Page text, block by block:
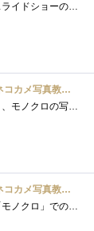
中級編は・あじ猫・モノクロ化・スライドショーの2点。●あじ猫猫はいろんな表情を見せる＆それが分かりやすい生き物なので、表情、アングル�...
真教室パート2
今回の講座は１、あじ猫の撮り方２、モノクロの写真の加工方法３、スライドショーの作り方いつもと違ったアングルで写真を撮るのもまた楽し�...
真教室パート2
カラーが当たり前の時代にあえて「モノクロ」での主張。家の中で撮ると確かに雑然としたカラーリングになるので、ネコを目立たせるにはこの�...